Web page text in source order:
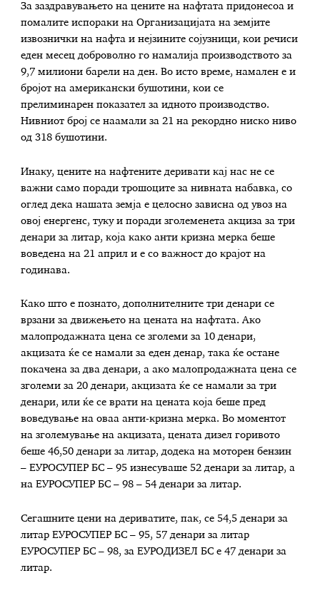
Зазаздравувањето на цените на нафтата придонесоа и
помалите испораки на Организацијата на земјите
извознички на нафта и нејзините сојузници, коиречиси
еден месецдоброволно го намалија производството за
9,7 милиони барели на ден. Во исто време,намален е и
бројот на американски бушотини,кои се
прелиминарен показател за идното производство.
Нивниот број се наамали за21 на рекордно ниско ниво
од 318бушотини.
Инаку, цените на нафтените деривати кај нас не се
важни само поради трошоците за нивната набавка, со
оглед дека нашата земја е целосно зависна од увоз на
овој енергенс, туку и поради зголеменета акциза за три
денари за литар, која како анти кризна мерка беше
воведена на 21 април и е со важност до крајот на
годинава.
Како што е познато, дополнителните три денари се
врзани за движењето на цената на нафтата. Ако
малопродажната цена се зголеми за 10 денари,
акцизата ќе се намали за еден денар, така ќе остане
покачена за два денари, а ако малопродажната цена се
зголеми за 20 денари, акцизата ќе се намали за три
денари, или ќе се врати на цената која беше пред
воведување на оваа анти-кризна мерка.Во моментот
на зголемување на акцизата, цената дизел горивото
беше 46,50 денари за литар, додека на моторен бензин
– ЕУРОСУПЕР БС – 95изнесуваше 52 денаризалитар,а
наЕУРОСУПЕР БС – 98 – 54 денаризалитар.
Сегашните ценина дериватите, пак, се 54,5 денари за
литар ЕУРОСУПЕР БС – 95, 57 денари за литар
ЕУРОСУПЕР БС – 98, за ЕУРОДИЗЕЛ БС е 47 денари за
литар.